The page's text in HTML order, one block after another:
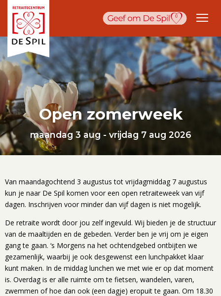
Open zomerweek
maandag 3 aug - vrijdag 7 aug 2026
Van maandagochtend 3 augustus tot vrijdagmiddag 7 augustus
kun je naar De Spil komen voor een open retraiteweek van vijf
dagen. Inschrijven voor minder dan vijf dagen is niet mogelijk.
De retraite wordt door jou zelf ingevuld. Wij bieden je de structuur
van de maaltijden en de gebeden. Verder ben je vrij om je eigen
gang te gaan. ‘s Morgens na het ochtendgebed ontbijten we
gezamenlijk, waarbij je ook desgewenst een lunchpakket klaar
kunt maken. In de middag lunchen we met wie er op dat moment
is. Overdag is er alle ruimte om te fietsen, wandelen, varen,
zwemmen of hoe dan ook (een dagje) eropuit te gaan. Om 18.30